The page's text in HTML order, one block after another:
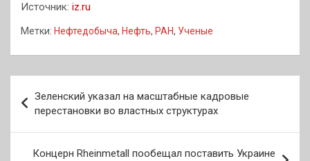
Источник: iz.ru
Метки: Нефтедобыча, Нефть, РАН, Ученые
по
записям
Зеленский указал на масштабные кадровые
перестановки во властных структурах
Концерн Rheinmetall пообещал поставить Украине